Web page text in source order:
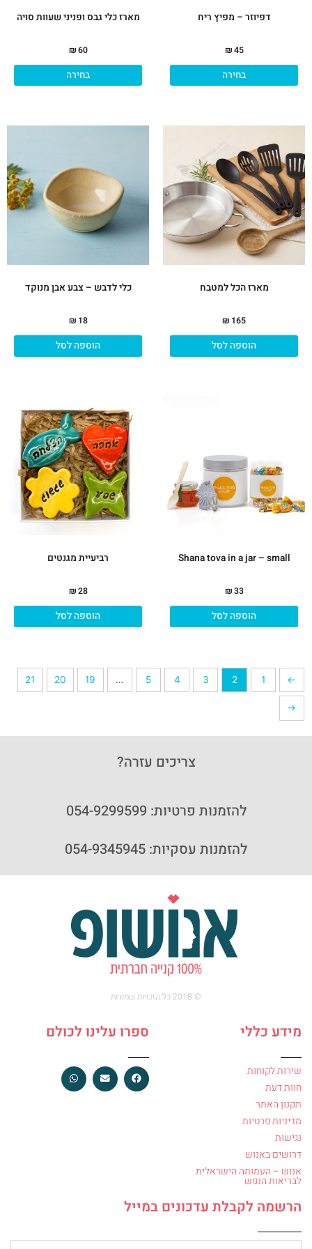
דפיוזר – מפיץ ריח
₪45
בחירה
מארז כלי גבס ופניני שעוות סויה
₪60
בחירה
מארז הכל למטבח
₪ 165
הוספה לסל
כלי לדבש – צבע אבן מנוקד
₪ 18
הוספה לסל
Shana tova in a jar – small
₪33
הוספה לסל
רביעיית מגנטים
₪28
הוספה לסל
→
1
2
3
4
5
…
19
20
21
←
צריכים עזרה?
להזמנות פרטיות: 054-9299599
להזמנות עסקיות: 054-9345945
© 2018 כל הזכויות שמורות
מידע כללי
שירות לקוחות
חוות דעת
תקנון האתר
מדיניות פרטיות
נגישות
דרושים באנוש
אנוש – העמותה הישראלית
לבריאות הנפש
ספרו עלינו לכולם
הרשמה לקבלת עדכונים במייל